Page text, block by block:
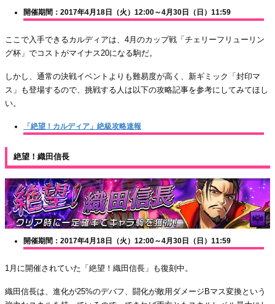
開催期間：2017年4月18日（火）12:00～4月30日（日）11:59
ここで入手できるカルディアは、4月のカップ戦「チェリーフリューリン
グ杯」でコストがマイナス20になる駒だ。
しかし、通常の決戦イベントよりも難易度が高く、新ギミック「封印マ
ス」も登場するので、挑戦する人は以下の攻略記事を参考にしてみてほし
い。
「絶望！カルディア」絶級攻略速報
絶望！織田信長
開催期間：2017年4月18日（火）12:00～4月30日（日）11:59
1月に開催されていた「絶望！織田信長」も復刻中。
織田信長は、進化が25%のデバフ、闘化が敵用ダメージBマス変換という